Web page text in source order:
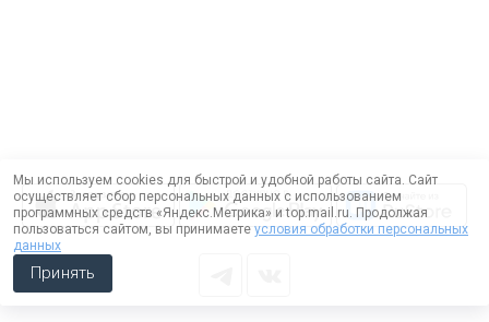
Мы используем cookies для быстрой и удобной работы сайта. Сайт
осуществляет сбор персональных данных с использованием
программных средств «Яндекс.Метрика» и top.mail.ru. Продолжая
пользоваться сайтом, вы принимаете условия обработки персональных
данных
Принять